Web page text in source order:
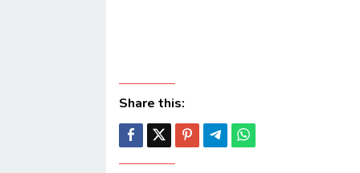
Share this: